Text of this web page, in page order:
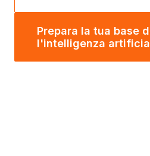
Prepara la tua base
l'intelligenza